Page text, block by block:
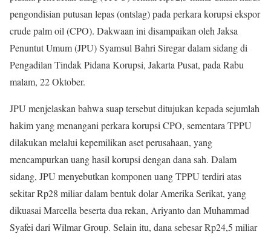
pengondisian putusan lepas (ontslag) pada perkara korupsi ekspor
crude palm oil (CPO). Dakwaan ini disampaikan oleh Jaksa
Penuntut Umum (JPU) Syamsul Bahri Siregar dalam sidang di
Pengadilan Tindak Pidana Korupsi, Jakarta Pusat, pada Rabu
malam, 22 Oktober.
JPU menjelaskan bahwa suap tersebut ditujukan kepada sejumlah
hakim yang menangani perkara korupsi CPO, sementara TPPU
dilakukan melalui kepemilikan aset perusahaan, yang
mencampurkan uang hasil korupsi dengan dana sah. Dalam
sidang, JPU menyebutkan komponen uang TPPU terdiri atas
sekitar Rp28 miliar dalam bentuk dolar Amerika Serikat, yang
dikuasai Marcella beserta dua rekan, Ariyanto dan Muhammad
Syafei dari Wilmar Group. Selain itu, dana sebesar Rp24,5 miliar